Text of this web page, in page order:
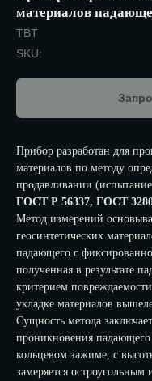
материалов
TBT
SKU:
Прибор разработан для
материалов по методу
продавливании
ГОСТ Р 56337, ГОСТ
Метод измерений
геосинтетических
падающего с
полученная в результате
критерием
укладке материалов
Сущность метода
проникновения падающего
кольцевом зажиме, с
замеряется